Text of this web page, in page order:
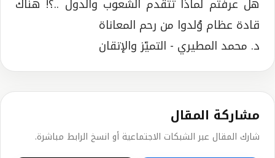
هل عرفتم لماذا تتقدم الشعوب والدول ..؟! هناك
قادة عظام وُلدوا من رحم المعاناة
د. محمد المطيري - التميّز والإتقان
مشاركة المقال
شارك المقال عبر الشبكات الاجتماعية أو انسخ الرابط مباشرة.